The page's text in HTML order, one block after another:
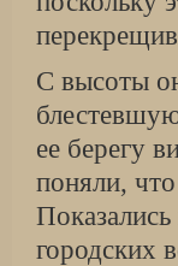
С высоты
ее берегу
поняли,
городских